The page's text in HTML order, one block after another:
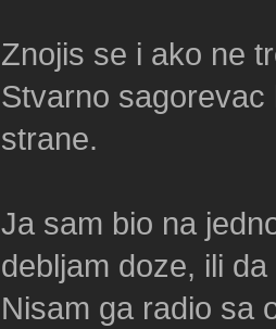
Znojis se i ako ne
Stvarno
strane.
Ja sam bio na
debljam doze, ili
Nisam ga radio sa